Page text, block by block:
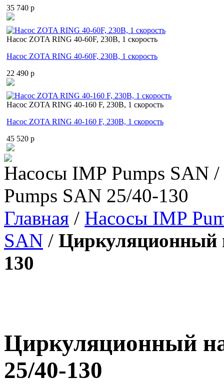
35 740 p
Насос ZOTA RING 40-60F, 230В, 1 скорость
Насос ZOTA RING 40-60F, 230В, 1 скорость
22 490 p
Насос ZOTA RING 40-160 F, 230В, 1 скорость
Насос ZOTA RING 40-160 F, 230В, 1 скорость
45 520 p
Насосы IMP Pumps SAN
Pumps SAN 25/40-130
Главная / Насосы IMP
SAN / Циркуляционный
130
Циркуляционный
25/40-130